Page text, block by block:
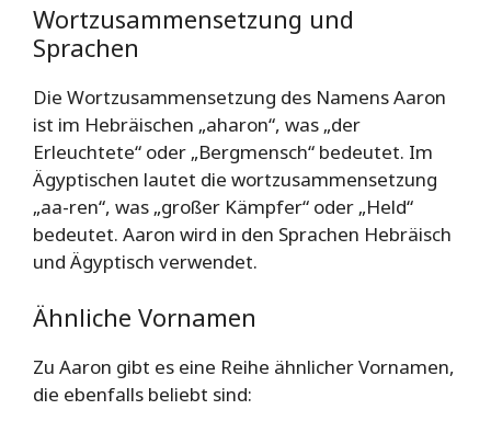
Wortzusammensetzung und
Sprachen
Die Wortzusammensetzung des Namens Aaron
ist im Hebräischen „aharon“, was „der
Erleuchtete“ oder „Bergmensch“ bedeutet. Im
Ägyptischen lautet die wortzusammensetzung
„aa-ren“, was „großer Kämpfer“ oder „Held“
bedeutet. Aaron wird in den Sprachen Hebräisch
und Ägyptisch verwendet.
Ähnliche Vornamen
Zu Aaron gibt es eine Reihe ähnlicher Vornamen,
die ebenfalls beliebt sind: